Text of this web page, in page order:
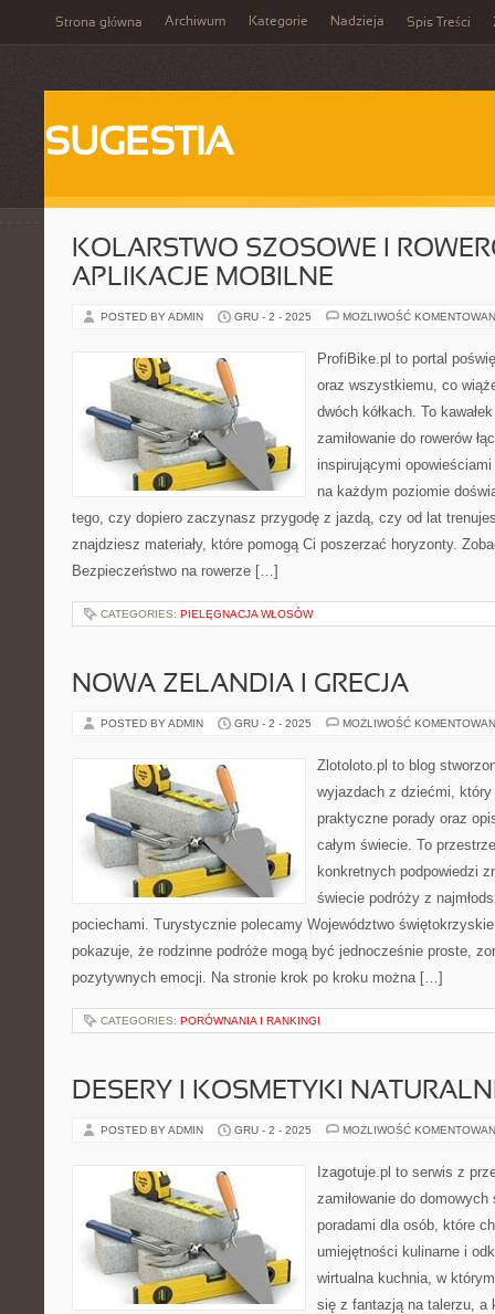
Strona główna Archiwum Kategorie Nadzieja Spis Treści
SUGESTIA
KOLARSTWO SZOSOWE I
APLIKACJE MOBILNE
POSTED BY ADMIN GRU - 2 - 2025 MOŻLIWOŚĆ
ProfiBike.pl to portal
oraz wszystkiemu, co
dwóch kółkach. To
zamiłowanie do rowerów
inspirującymi
na każdym poziomie
tego, czy dopiero zaczynasz przygodę z jazdą, czy od lat
znajdziesz materiały, które pomogą Ci poszerzać horyzonty.
Bezpieczeństwo na rowerze […]
CATEGORIES: PIELĘGNACJA WŁOSÓW
NOWA ZELANDIA I GRECJA
POSTED BY ADMIN GRU - 2 - 2025 MOŻLIWOŚĆ
Zlotoloto.pl to blog
wyjazdach z dziećmi, który
praktyczne porady oraz
całym świecie. To
konkretnych podpowiedzi
świecie podróży z
pociechami. Turystycznie polecamy Województwo
pokazuje, że rodzinne podróże mogą być jednocześnie proste,
pozytywnych emocji. Na stronie krok po kroku można […]
CATEGORIES: PORÓWNANIA I RANKINGI
DESERY I KOSMETYKI
POSTED BY ADMIN GRU - 2 - 2025 MOŻLIWOŚĆ
Izagotuje.pl to serwis z
zamiłowanie do
poradami dla osób, które
umiejętności kulinarne i
wirtualna kuchnia, w
się z fantazją na talerzu, a